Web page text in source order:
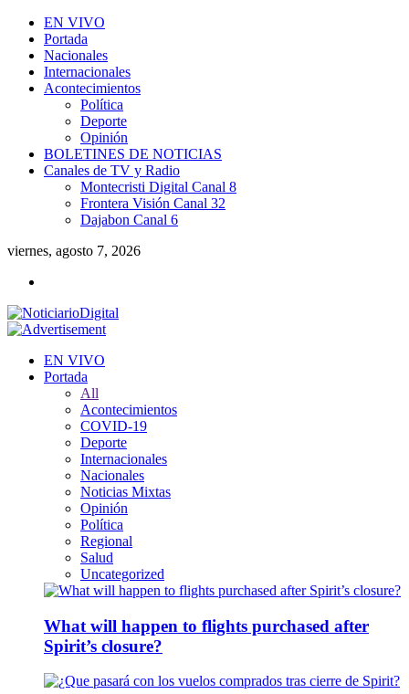
EN VIVO
Portada
Nacionales
Internacionales
Acontecimientos
Política
Deporte
Opinión
BOLETINES DE NOTICIAS
Canales de TV y Radio
Montecristi Digital Canal 8
Frontera Visión Canal 32
Dajabon Canal 6
viernes, agosto 7, 2026
EN VIVO
Portada
All
Acontecimientos
COVID-19
Deporte
Internacionales
Nacionales
Noticias Mixtas
Opinión
Política
Regional
Salud
Uncategorized
What will happen to flights purchased after
Spirit’s closure?